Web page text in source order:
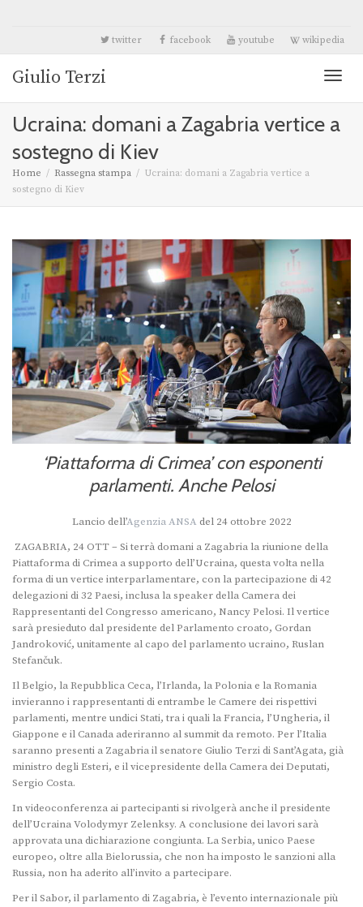
twitter facebook youtube wikipedia
Giulio Terzi
Ucraina: domani a Zagabria vertice a
sostegno di Kiev
Home Rassegna stampa
Ucraina: domani a Zagabria vertice a
sostegno di Kiev
‘Piattaforma di Crimea’ con esponenti
parlamenti. Anche Pelosi
Lancio dell’Agenzia ANSA del 24 ottobre 2022
ZAGABRIA, 24 OTT – Si terrà domani a Zagabria la riunione della
Piattaforma di Crimea a supporto dell’Ucraina, questa volta nella
forma di un vertice interparlamentare, con la partecipazione di 42
delegazioni di 32 Paesi, inclusa la speaker della Camera dei
Rappresentanti del Congresso americano, Nancy Pelosi. Il vertice
sarà presieduto dal presidente del Parlamento croato, Gordan
Jandroković, unitamente al capo del parlamento ucraino, Ruslan
Stefančuk.
Il Belgio, la Repubblica Ceca, l’Irlanda, la Polonia e la Romania
invieranno i rappresentanti di entrambe le Camere dei rispettivi
parlamenti, mentre undici Stati, tra i quali la Francia, l’Ungheria, il
Giappone e il Canada aderiranno al summit da remoto. Per l’Italia
saranno presenti a Zagabria il senatore Giulio Terzi di Sant’Agata, già
ministro degli Esteri, e il vicepresidente della Camera dei Deputati,
Sergio Costa.
In videoconferenza ai partecipanti si rivolgerà anche il presidente
dell’Ucraina Volodymyr Zelenksy. A conclusione dei lavori sarà
approvata una dichiarazione congiunta. La Serbia, unico Paese
europeo, oltre alla Bielorussia, che non ha imposto le sanzioni alla
Russia, non ha aderito all’invito a partecipare.
Per il Sabor, il parlamento di Zagabria, è l’evento internazionale più